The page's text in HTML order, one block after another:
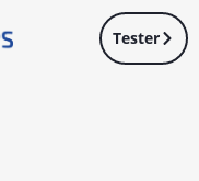
Tester